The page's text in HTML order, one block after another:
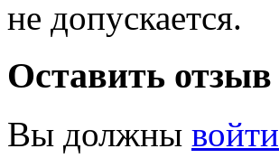
не допускается.
Оставить отзыв
Вы должны войти